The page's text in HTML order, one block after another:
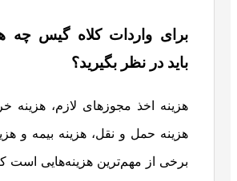
برای واردات کلاه گیس چه
باید در نظر بگیرید؟
هزینه اخذ مجوزهای لازم، هزینه
هزینه حمل و نقل، هزینه بیمه و
برخی از مهم‌ترین هزینه‌هایی است